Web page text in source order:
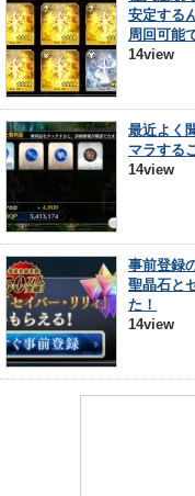
安定する
周回可能
14view
最近よく
マラする
14view
事前登録
聖晶石と
た！
14view